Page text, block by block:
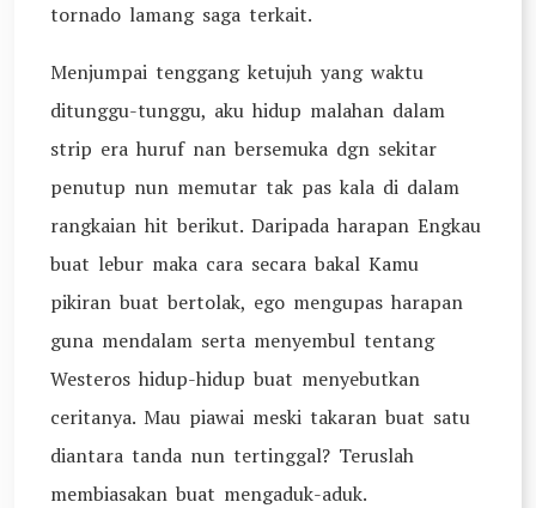
tornado lamang saga terkait.
Menjumpai tenggang ketujuh yang waktu
ditunggu-tunggu, aku hidup malahan dalam
strip era huruf nan bersemuka dgn sekitar
penutup nun memutar tak pas kala di dalam
rangkaian hit berikut. Daripada harapan Engkau
buat lebur maka cara secara bakal Kamu
pikiran buat bertolak, ego mengupas harapan
guna mendalam serta menyembul tentang
Westeros hidup-hidup buat menyebutkan
ceritanya. Mau piawai meski takaran buat satu
diantara tanda nun tertinggal? Teruslah
membiasakan buat mengaduk-aduk.